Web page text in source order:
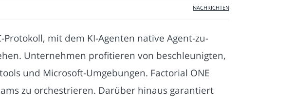
NACHRICHTEN
mit dem KI-Agenten native Agent-zu-
Unternehmen profitieren von beschleunigten,
und Microsoft-Umgebungen. Factorial ONE
zu orchestrieren. Darüber hinaus garantiert